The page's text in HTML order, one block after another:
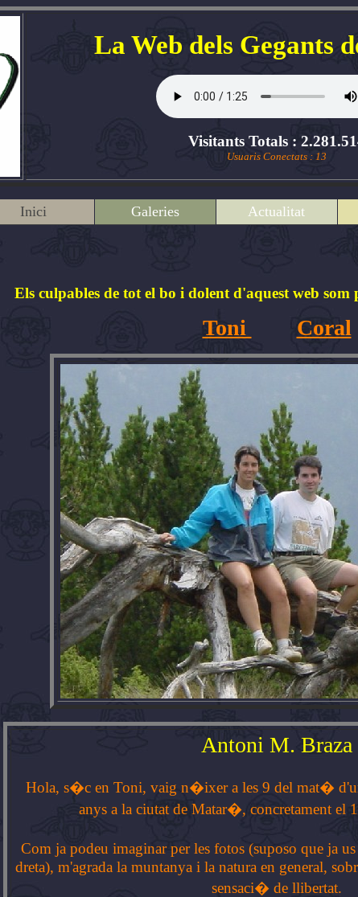
La Web dels Gegants
Visitants Totals :
Usuaris Conectats : 13
Inici Galeries Actualitat
Els culpables de tot el bo i dolent d'aquest web
Toni Coral
Antoni M. Braza
Hola, s�c en Toni, vaig n�ixer a les 9 del mat�
anys a la ciutat de Matar�, concretament el
Com ja podeu imaginar per les fotos (suposo que ja
dreta), m'agrada la muntanya i la natura en general,
sensaci� de llibertat.